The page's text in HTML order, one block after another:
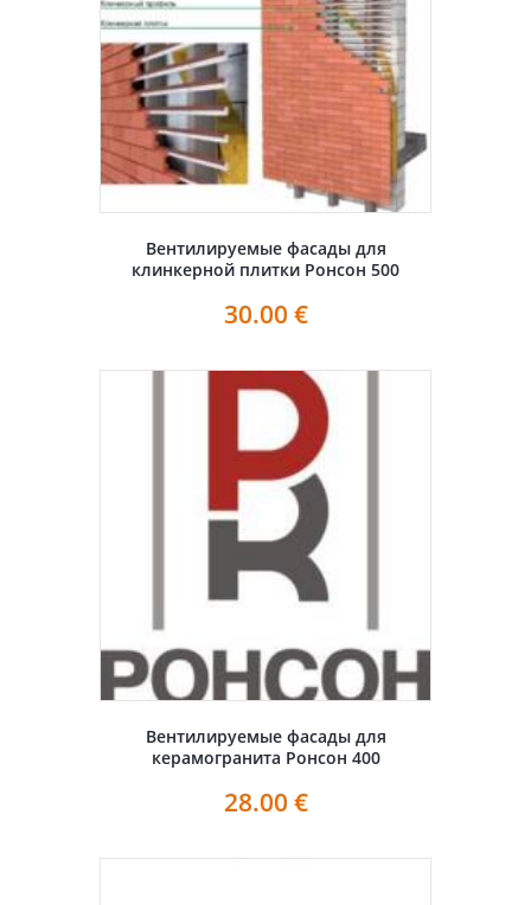
Вентилируемые фасады для
клинкерной плитки Ронсон 500
30.00 €
Вентилируемые фасады для
керамогранита Ронсон 400
28.00 €